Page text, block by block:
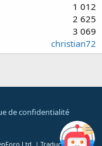
1 012
2 625
3 069
christian72
de confidentialité
Ltd. | Traduction